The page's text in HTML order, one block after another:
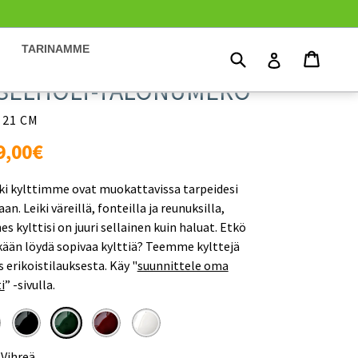
TARINAMME
Kirjaudu
TALONUMERO
CM
kylttimme ovat muokattavissa tarpeidesi
Leiki väreillä, fonteilla ja reunuksilla,
kylttisi on juuri sellainen kuin haluat. Etkö
löydä sopivaa kylttiä? Teemme kylttejä
erikoistilauksesta. Käy"suunnittele oma
” -sivulla.